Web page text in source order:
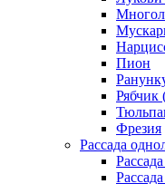
Пион
Рябчик
Фрезия
Рассада